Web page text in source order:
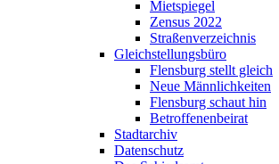
Mietspiegel
Zensus 2022
Straßenverzeichnis
Gleichstellungsbüro
Flensburg stellt gleich
Neue Männlichkeiten
Flensburg schaut hin
Betroffenenbeirat
Stadtarchiv
Datenschutz